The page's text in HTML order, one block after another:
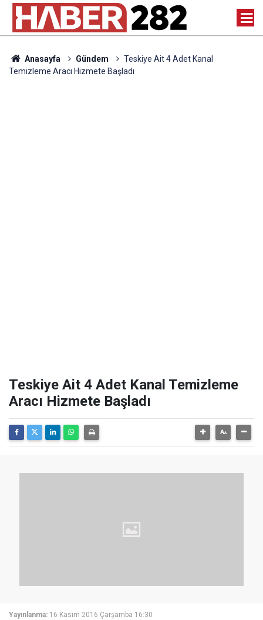
Anasayfa Gündem
Teskiye Ait 4 Adet Kanal
Temizleme Aracı Hizmete Başladı
Teskiye Ait 4 Adet Kanal Temizleme
Aracı Hizmete Başladı
Yayınlanma: 16 Kasım 2016 Çarşamba 16:30